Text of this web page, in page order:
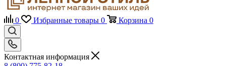
0 Избранные товары 0 Корзина 0
Контактная информация